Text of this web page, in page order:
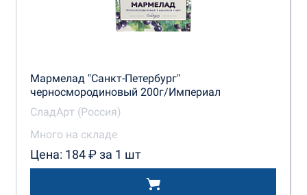
Мармелад "Санкт-Петербург"
черносмородиновый 200г/Империал
СладАрт (Россия)
Много на складе
Цена: 184 ₽ за 1 шт